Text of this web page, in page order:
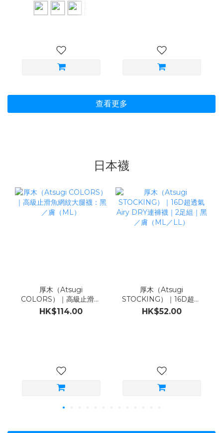
查看更多
日本襪
厚木（Atsugi
COLORS）｜高級止滑魚
網紋大腿襪：黑／膚
HK$114.00
厚木（Atsugi
STOCKING）｜16D超透
氣Airy DRY連褲襪｜2足
HK$52.00